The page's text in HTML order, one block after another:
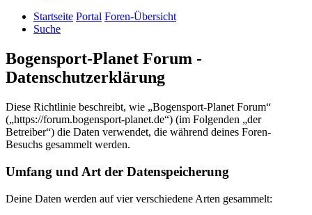
Startseite Portal Foren-Übersicht
Suche
Bogensport-Planet Forum -
Datenschutzerklärung
Diese Richtlinie beschreibt, wie „Bogensport-Planet Forum“
(„https://forum.bogensport-planet.de“) (im Folgenden „der
Betreiber“) die Daten verwendet, die während deines Foren-
Besuchs gesammelt werden.
Umfang und Art der Datenspeicherung
Deine Daten werden auf vier verschiedene Arten gesammelt: